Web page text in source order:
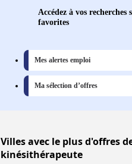
Accédez à vos recherches
favorites
Mes alertes emploi
Ma sélection d’offres
Villesavec le plus d'offres
kinésithérapeute